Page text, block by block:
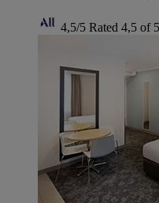
4,5/5 Rated 4,5 of 5